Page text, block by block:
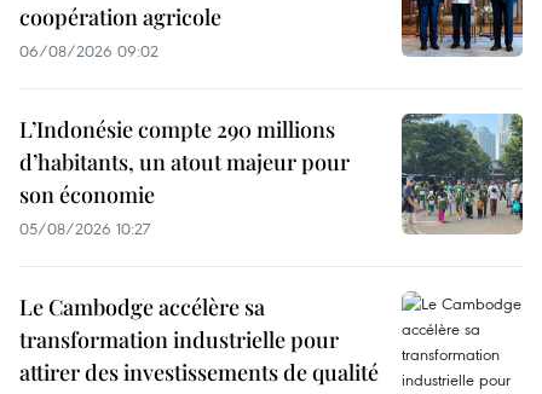
coopération agricole
06/08/2026 09:02
L’Indonésie compte 290 millions
d’habitants, un atout majeur pour
son économie
05/08/2026 10:27
Le Cambodge accélère sa
transformation industrielle pour
attirer des investissements de qualité